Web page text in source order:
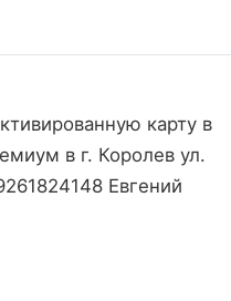
в г. Королев ул.
Евгений